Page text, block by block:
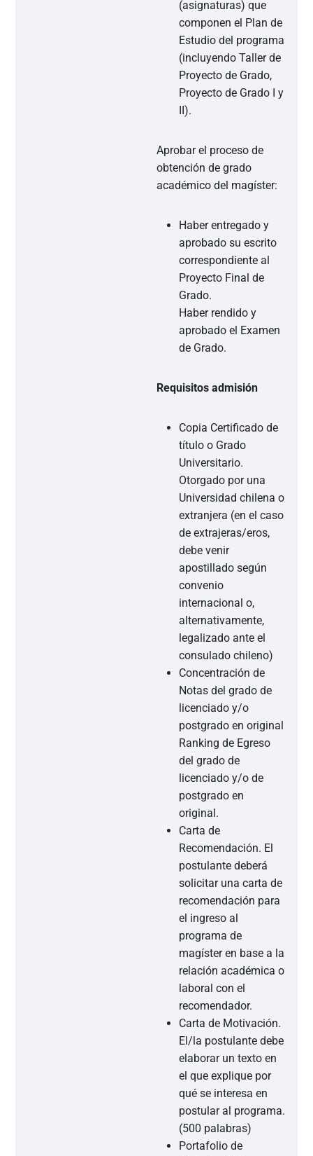
(asignaturas) que
componen el Plan de
Estudio del programa
(incluyendo Taller de
Proyecto de Grado,
Proyecto de Grado I y
II).
Aprobar el proceso de
obtención de grado
académico del magíster:
Haber entregado y
aprobado su escrito
correspondiente al
Proyecto Final de
Grado.
Haber rendido y
aprobado el Examen
de Grado.
Requisitos admisión
Copia Certificado de
título o Grado
Universitario.
Otorgado por una
Universidad chilena o
extranjera (en el caso
de extrajeras/eros,
debe venir
apostillado según
convenio
internacional o,
alternativamente,
legalizado ante el
consulado chileno)
Concentración de
Notas del grado de
licenciado y/o
postgrado en original
Ranking de Egreso
del grado de
licenciado y/o de
postgrado en
original.
Carta de
Recomendación. El
postulante deberá
solicitar una carta de
recomendación para
el ingreso al
programa de
magíster en base a la
relación académica o
laboral con el
recomendador.
Carta de Motivación.
El/la postulante debe
elaborar un texto en
el que explique por
qué se interesa en
postular al programa.
(500 palabras)
Portafolio de